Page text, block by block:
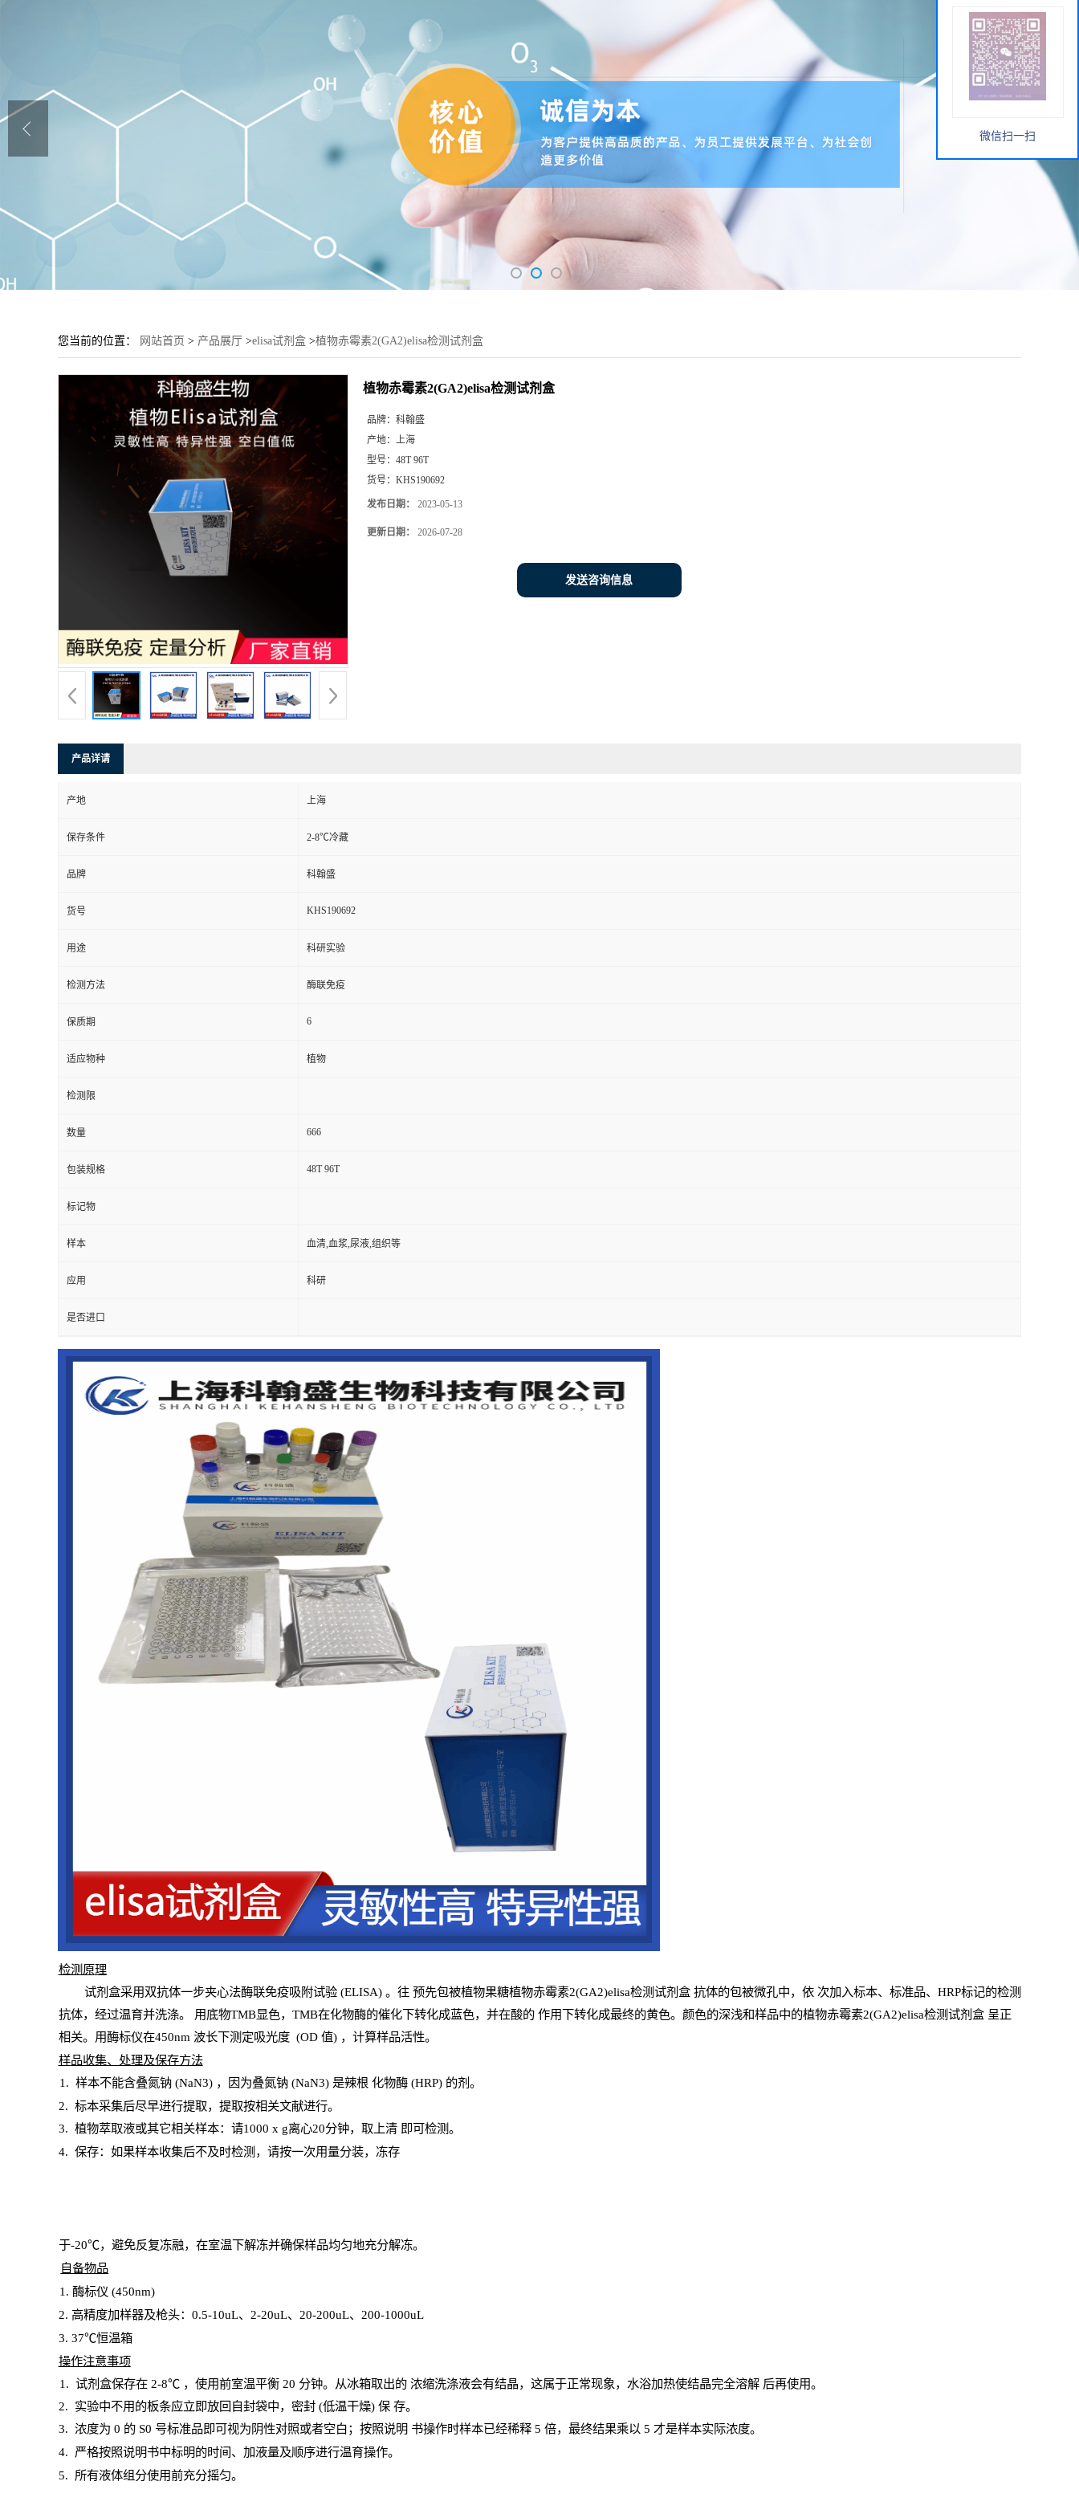
您当前的位置： 网站首页 > 产品展厅 >elisa试剂盒 >植物赤霉素2(GA2)elisa检测试剂盒
植物赤霉素2(GA2)elisa检测试剂盒
品牌： 科翰盛
产地： 上海
型号： 48T 96T
货号： KHS190692
发布日期： 2023-05-13
更新日期： 2026-07-28
发送咨询信息
产品详请
产地 上海
保存条件 2-8℃冷藏
品牌 科翰盛
货号 KHS190692
用途 科研实验
检测方法 酶联免疫
保质期 6
适应物种 植物
检测限
数量 666
包装规格 48T 96T
标记物
样本 血清,血浆,尿液,组织等
应用 科研
是否进口
检测原理
试剂盒采用双抗体一步夹心法酶联免疫吸附试验(ELISA) 。往 预先包被植物果糖植物赤霉素2(GA2)elisa检测试剂盒抗体的包被微孔中，依 次加入标本、标准品、 HRP标记的检测
抗体，经过温育并洗涤。 用底物TMB显色， TMB在化物酶的催化下转化成蓝色，并在酸的 作用下转化成最终的黄色。颜色的深浅和样品中的植物赤霉素2(GA2)elisa检测试剂盒呈正
相关。用酶标仪在450nm 波长下测定吸光度 (OD 值) ，计算样品活性。
样品收集、处理及保存方法
1 . 样本不能含叠氮钠(NaN3) ，因为叠氮钠 (NaN3) 是辣根 化物酶(HRP) 的剂。
2. 标本采集后尽早进行提取，提取按相关文献进行。
3. 植物萃取液或其它相关样本：请1000 x g离心20分钟，取上清 即可检测。
4. 保存：如果样本收集后不及时检测，请按一次用量分装，冻存
于-20℃，避免反复冻融，在室温下解冻并确保样品均匀地充分解冻。
自备物品
1 . 酶标仪 (450nm)
2. 高精度加样器及枪头： 0.5-10uL、 2-20uL、 20-200uL、 200-1000uL
3. 37℃恒温箱
操作注意事项
1. 试剂盒保存在 2-8℃ ，使用前室温平衡 20 分钟。从冰箱取出的 浓缩洗涤液会有结晶，这属于正常现象，水浴加热使结晶完全溶解 后再使用。
2. 实验中不用的板条应立即放回自封袋中，密封(低温干燥) 保 存。
3. 浓度为 0 的 S0 号标准品即可视为阴性对照或者空白；按照说明 书操作时样本已经稀释5 倍，最终结果乘以 5 才是样本实际浓度。
4. 严格按照说明书中标明的时间、加液量及顺序进行温育操作。
5. 所有液体组分使用前充分摇匀。
微信扫一扫